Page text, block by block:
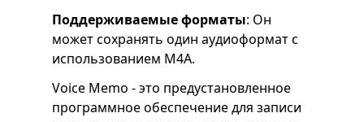
Поддерживаемые форматы: Он
может сохранять один аудиоформат с
использованием M4A.
Voice Memo - это предустановленное
программное обеспечение для записи